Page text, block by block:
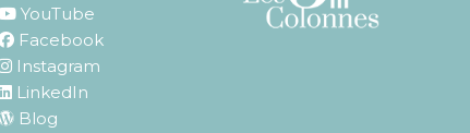
YouTube
Facebook
Instagram
LinkedIn
Blog